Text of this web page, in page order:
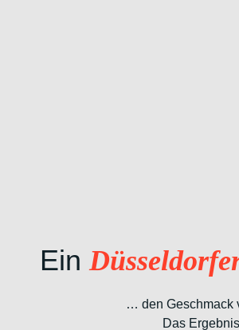
Ein
… den Geschmack
Das